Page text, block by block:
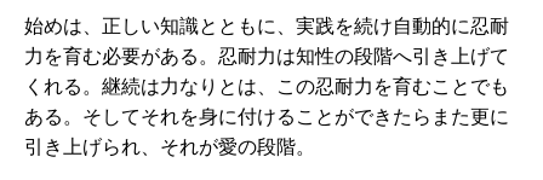
始めは、正しい知識とともに、実践を続け自動的に忍耐
力を育む必要がある。忍耐力は知性の段階へ引き上げて
くれる。継続は力なりとは、この忍耐力を育むことでも
ある。そしてそれを身に付けることができたらまた更に
引き上げられ、それが愛の段階。